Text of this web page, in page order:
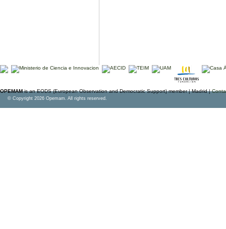
OPEMAMis an EODS (European Observation and Democratic Support) member | Madrid |
© Copyright 2026 Opemam. All rights reserved.